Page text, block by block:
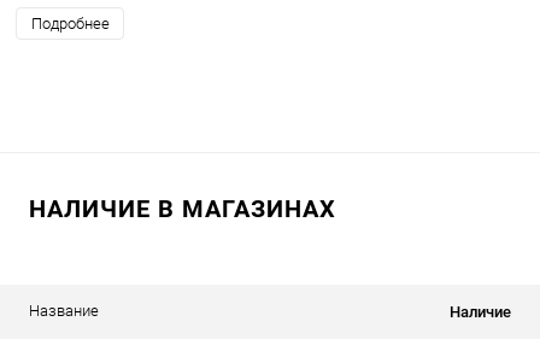
Подробнее
НАЛИЧИЕ В МАГАЗИНАХ
Название Наличие